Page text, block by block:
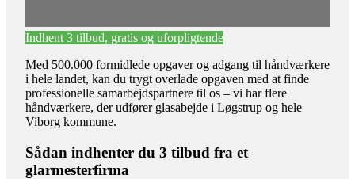
Indhent 3 tilbud, gratis og uforpligtende
Med 500.000 formidlede opgaver og adgang til håndværkere
i hele landet, kan du trygt overlade opgaven med at finde
professionelle samarbejdspartnere til os – vi har flere
håndværkere, der udfører glasabejde i Løgstrup og hele
Viborg kommune.
Sådan indhenter du 3 tilbud fra et
glarmesterfirma